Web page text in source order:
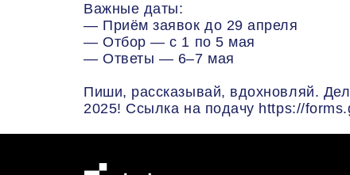
Важные даты:
— Приём заявок до 29 апреля
— Отбор — с 1 по 5 мая
— Ответы — 6–7 мая
Пиши, рассказывай, вдохновляй.
2025! Ссылка на подачу https://